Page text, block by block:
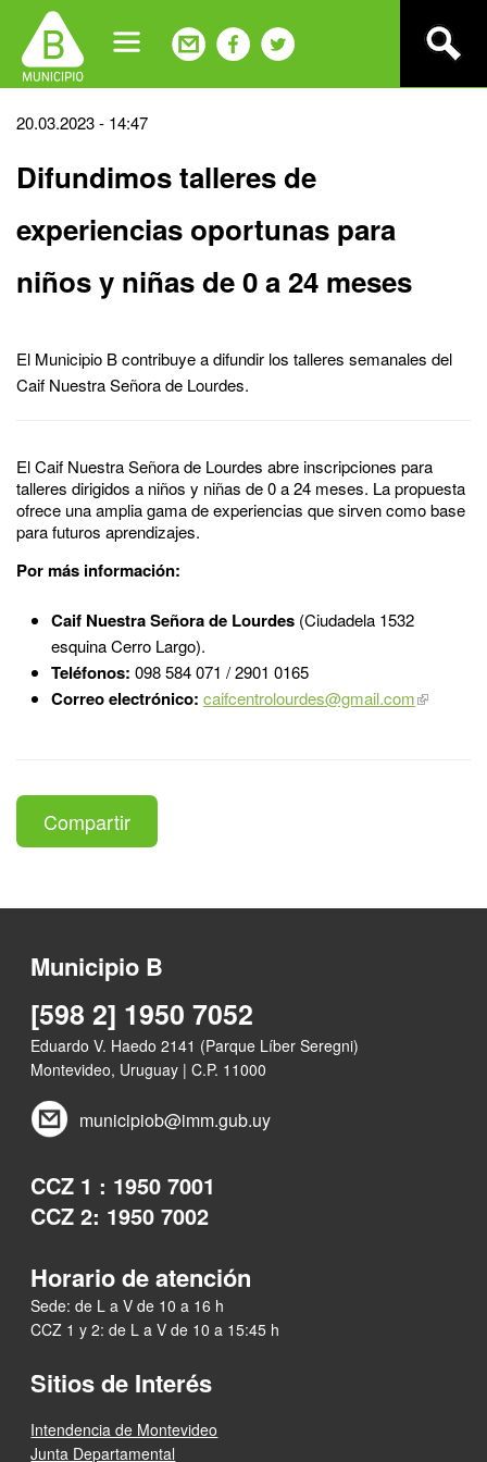
navigation
Back
top
20.03.2023 - 14:47
Difundimos talleres de
experiencias oportunas para
niños y niñas de 0 a 24 meses
El Municipio B contribuye a difundir los talleres semanales del
Caif Nuestra Señora de Lourdes.
El Caif Nuestra Señora de Lourdes abre inscripciones para
talleres dirigidos a niños y niñas de 0 a 24 meses. La propuesta
ofrece una amplia gama de experiencias que sirven como base
para futuros aprendizajes.
Por más información:
Caif Nuestra Señora de Lourdes (Ciudadela 1532
esquina Cerro Largo).
Teléfonos: 098 584 071 / 2901 0165
Correo electrónico: caifcentrolourdes@gmail.com
Compartir
Municipio B
[598 2] 1950 7052
Eduardo V. Haedo 2141 (Parque Líber Seregni)
Montevideo, Uruguay | C.P. 11000
municipiob@imm.gub.uy
CCZ 1 : 1950 7001
CCZ 2: 1950 7002
Horario de atención
Sede: de L a V de 10 a 16 h
CCZ 1 y 2: de L a V de 10 a 15:45 h
Sitios de Interés
Intendencia de Montevideo
Junta Departamental